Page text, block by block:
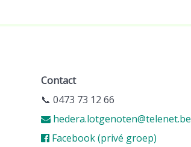
Contact
📞 0473 73 12 66
hedera.lotgenoten@telenet.be
Facebook (privé groep)